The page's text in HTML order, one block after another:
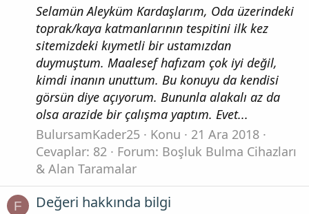
Selamün Aleyküm Kardaşlarım, Oda üzerindeki
toprak/kaya katmanlarının tespitini ilk kez
sitemizdeki kıymetli bir ustamızdan
duymuştum. Maalesef hafızam çok iyi değil,
kimdi inanın unuttum. Bu konuyu da kendisi
görsün diye açıyorum. Bununla alakalı az da
olsa arazide bir çalışma yaptım. Evet...
BulursamKader25
Konu
21 Ara 2018
Cevaplar: 82
Forum: Boşluk Bulma Cihazları
& Alan Taramalar
F Değeri hakkında bilgi